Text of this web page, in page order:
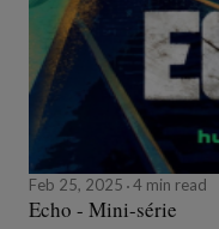
Feb 25, 2025 4 min read
Echo - Mini-série